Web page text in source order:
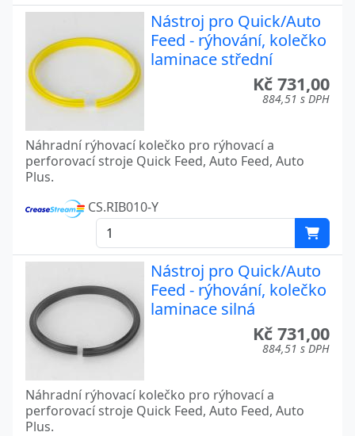
Nástroj pro Quick/Auto
Feed - rýhování, kolečko
laminace střední
Kč 731,00
884,51 s DPH
Náhradní rýhovací kolečko pro rýhovací a
perforovací stroje Quick Feed, Auto Feed, Auto
Plus.
CS.RIB010-Y
Nástroj pro Quick/Auto
Feed - rýhování, kolečko
laminace silná
Kč 731,00
884,51 s DPH
Náhradní rýhovací kolečko pro rýhovací a
perforovací stroje Quick Feed, Auto Feed, Auto
Plus.